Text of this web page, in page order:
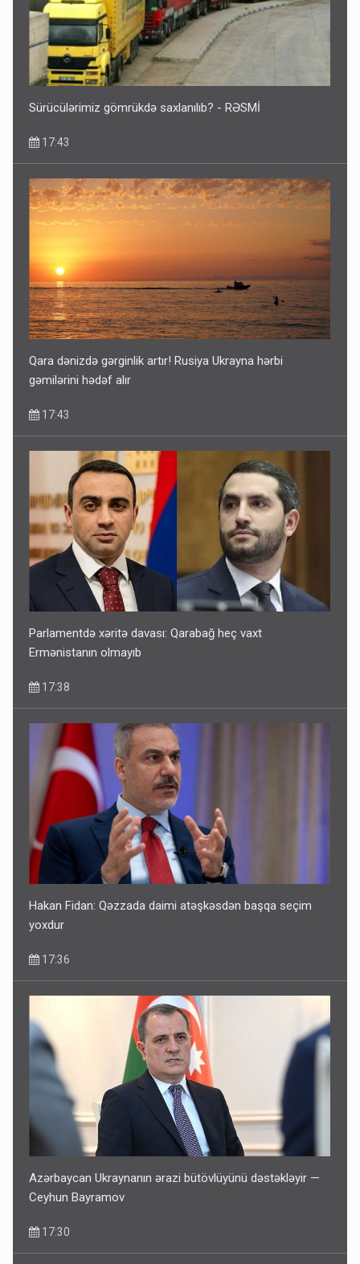
Sürücülərimiz gömrükdə saxlanılıb? - RƏSMİ
17:43
Qara dənizdə gərginlik artır! Rusiya Ukrayna hərbi
gəmilərini hədəf alır
17:43
Parlamentdə xəritə davası: Qarabağ heç vaxt
Ermənistanın olmayıb
17:38
Hakan Fidan: Qəzzada daimi atəşkəsdən başqa seçim
yoxdur
17:36
Azərbaycan Ukraynanın ərazi bütövlüyünü dəstəkləyir —
Ceyhun Bayramov
17:30